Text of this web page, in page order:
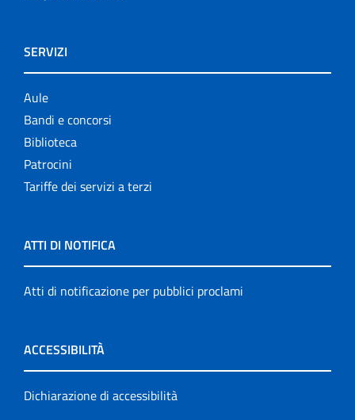
SERVIZI
Aule
Bandi e concorsi
Biblioteca
Patrocini
Tariffe dei servizi a terzi
ATTI DI NOTIFICA
Atti di notificazione per pubblici proclami
ACCESSIBILITÀ
Dichiarazione di accessibilità